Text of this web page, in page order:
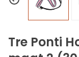
Tre Ponti